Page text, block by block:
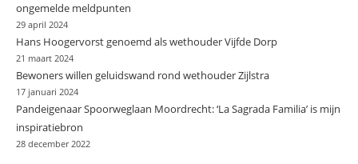
ongemelde meldpunten
29 april 2024
Hans Hoogervorst genoemd als wethouder Vijfde Dorp
21 maart 2024
Bewoners willen geluidswand rond wethouder Zijlstra
17 januari 2024
Pandeigenaar Spoorweglaan Moordrecht: ‘La Sagrada Familia’ is mijn
inspiratiebron
28 december 2022